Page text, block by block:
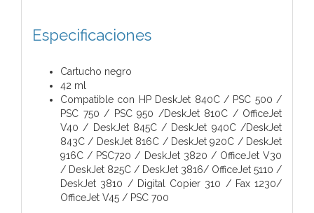
Especificaciones
Cartucho negro
42 ml
Compatible con HP DeskJet 840C / PSC 500 /
PSC 750 / PSC 950 /DeskJet 810C / OfficeJet
V40 / DeskJet 845C / DeskJet 940C /DeskJet
843C / DeskJet 816C / DeskJet 920C / DeskJet
916C / PSC720 / DeskJet 3820 / OfficeJet V30
/ DeskJet 825C / DeskJet 3816/ OfficeJet 5110 /
DeskJet 3810 / Digital Copier 310 / Fax 1230/
OfficeJet V45 / PSC 700